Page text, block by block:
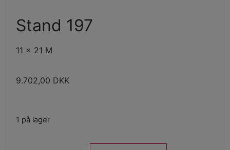
Stand 197
11 x 21 M
9.702,00 DKK
1 på lager